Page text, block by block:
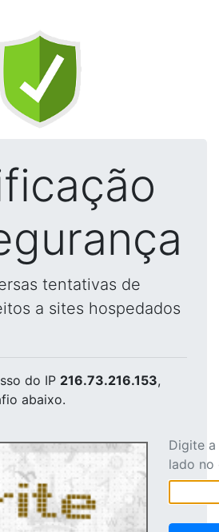
tentativas de
a sites hospedados
do IP 216.73.216.153,
abaixo.
Digite
lado no